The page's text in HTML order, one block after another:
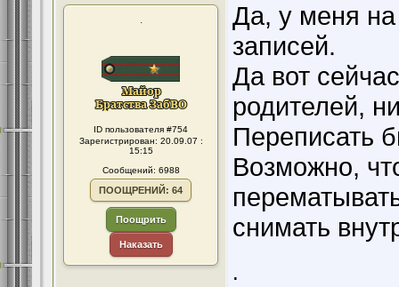
.
ID пользователя #754
Зарегистрирован: 20.09.07 :
15:15
Сообщений: 6988
ПООЩРЕНИЙ: 64
Поощрить
Наказать
Да, у меня на
записей.
Да вот
родителей,
Переписать
Возможно,
снимать
.